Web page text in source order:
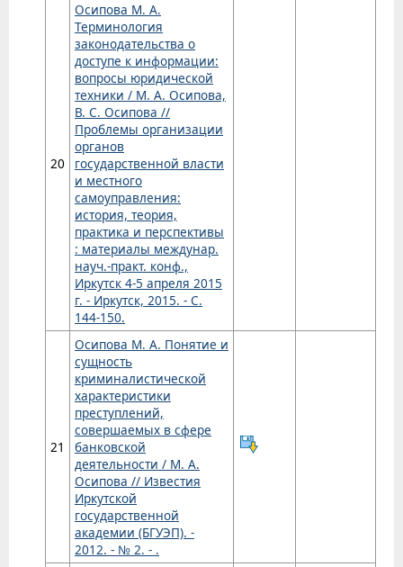
20
Осипова М. А.
Терминология
законодательства о
доступе к информации:
вопросы юридической
техники / М. А. Осипова,
В. С. Осипова //
Проблемы организации
органов
государственной власти
и местного
самоуправления:
история, теория,
практика и перспективы
: материалы междунар.
науч.-практ. конф.,
Иркутск 4-5 апреля 2015
г. - Иркутск, 2015. - С.
144-150.
21
Осипова М. А. Понятие и
сущность
криминалистической
характеристики
преступлений,
совершаемых в сфере
банковской
деятельности / М. А.
Осипова // Известия
Иркутской
государственной
академии (БГУЭП). -
2012. - № 2. - .